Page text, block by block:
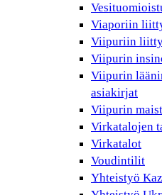
Viaporiin
Viipuriin
Viipurin
Viipurin
asiakirjat
Viipurin
Virkatalojen
Virkatalot
Voudintilit
Yhteistyö